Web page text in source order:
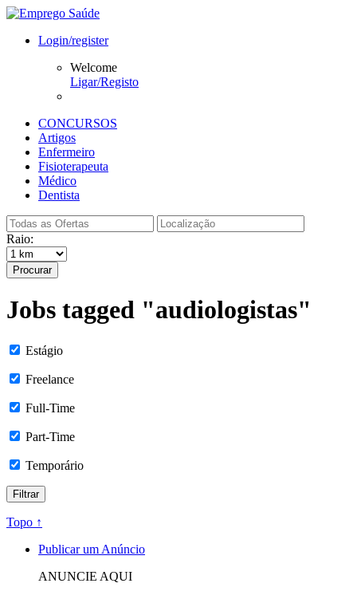
Login/register
Welcome
Ligar/Registo
CONCURSOS
Artigos
Enfermeiro
Fisioterapeuta
Médico
Dentista
Raio:
Procurar
Jobs tagged "audiologistas"
Estágio
Freelance
Full-Time
Part-Time
Temporário
Topo ↑
Publicar um Anúncio
ANUNCIE AQUI